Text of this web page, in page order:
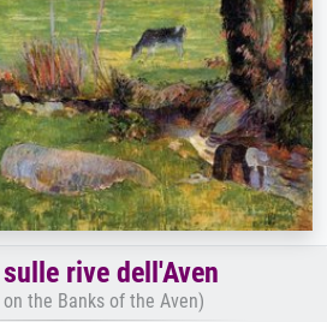
rive dell'Aven
the Banks of the Aven)